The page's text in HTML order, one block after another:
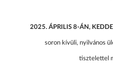
2025. ÁPRILIS 8-ÁN,
soron kívüli, nyilvános
tisztelettel